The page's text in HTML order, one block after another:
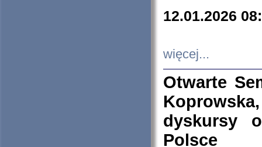
12.01.2026
więcej...
Otwarte
dyskursy
Polsce